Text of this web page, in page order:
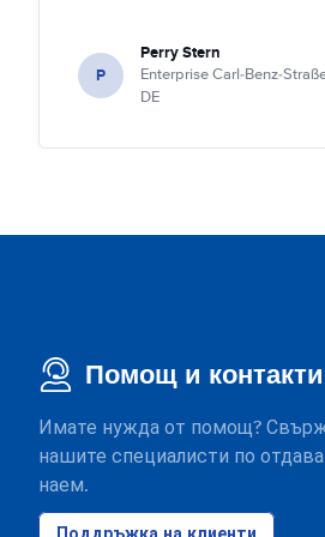
P
Perry Stern
Enterprise Carl-Benz-
DE
Помощ и контакти
Имате нужда от помощ?
нашите специалисти по
наем.